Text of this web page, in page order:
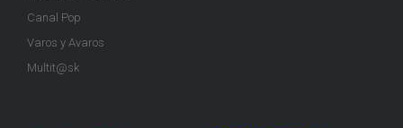
Canal Pop
Varos y Avaros
Multit@sk